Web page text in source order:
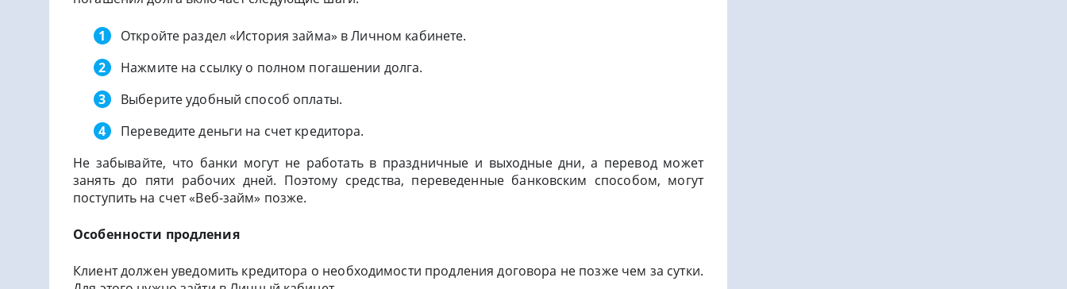
Откройте раздел «История займа» в Личном кабинете.
Нажмите на ссылку о полном погашении долга.
Выберите удобный способ оплаты.
Переведите деньги на счет кредитора.
Не забывайте, что банки могут не работать в праздничные и выходные дни, а перевод может
занять до пяти рабочих дней. Поэтому средства, переведенные банковским способом, могут
поступить на счет «Веб-займ» позже.
Особенности продления
Клиент должен уведомить кредитора о необходимости продления договора не позже чем за сутки.